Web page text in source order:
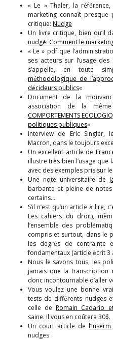
« Le » Thaler, la
marketing connaît
critique: Nudge
Un livre critique, bien qu’il
nudgé: Comment le
« Le » pdf que
ses acteurs sur l’usage
s’appelle, en toute
méthodologique de
décideurs publics«
Document de la
association de la
COMPORTEMENTS
politiques publiques«
Interview de Eric Singler,
Macron, dans le toujours
Un excellent article de
illustre très bien l’usage
avec des exemples pris sur
Une note universitaire de
barbante et pleine de
certains…
S’il n’est qu’un article à lire,
Les cahiers du droit),
l’ensemble des
compris et surtout, dans le
les degrés de contrainte
fondamentaux (article écrit 3
Nous le savons tous, les
jamais que la
donc incontournable d’aller
Vous voulez une bonne
tests de différents nudges
celle deRomain Cadario
saine. Il vous en coûtera 30$.
Un court article del’Inserm
nudges